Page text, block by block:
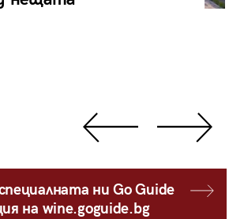
ни Go Guide
на wine.goguide.bg